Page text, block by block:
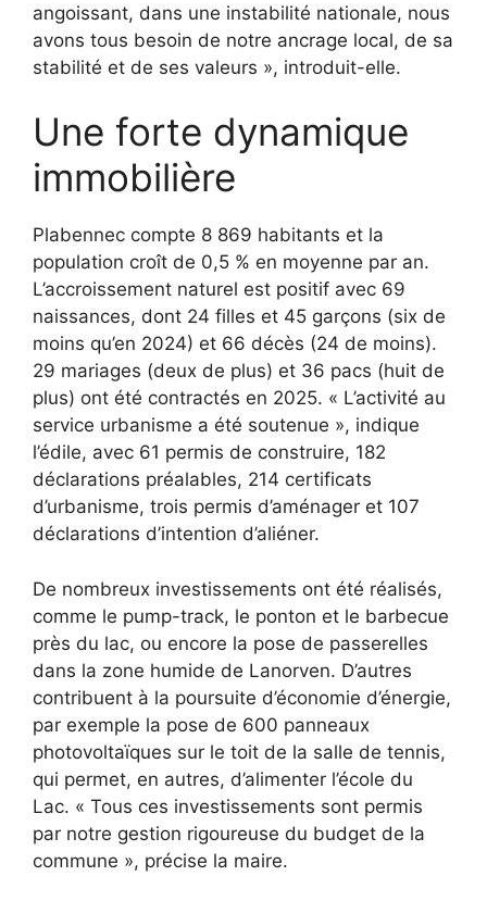
angoissant, dans une instabilité nationale, nous
avons tous besoin de notre ancrage local, de sa
stabilité et de ses valeurs », introduit-elle.
Une forte dynamique
immobilière
Plabennec compte 8 869 habitants et la
population croît de 0,5 % en moyenne par an.
L’accroissement naturel est positif avec 69
naissances, dont 24 filles et 45 garçons (six de
moins qu’en 2024) et 66 décès (24 de moins).
29 mariages (deux de plus) et 36 pacs (huit de
plus) ont été contractés en 2025. « L’activité au
service urbanisme a été soutenue », indique
l’édile, avec 61 permis de construire, 182
déclarations préalables, 214 certificats
d’urbanisme, trois permis d’aménager et 107
déclarations d’intention d’aliéner.
De nombreux investissements ont été réalisés,
comme le pump-track, le ponton et le barbecue
près du lac, ou encore la pose de passerelles
dans la zone humide de Lanorven. D’autres
contribuent à la poursuite d’économie d’énergie,
par exemple la pose de 600 panneaux
photovoltaïques sur le toit de la salle de tennis,
qui permet, en autres, d’alimenter l’école du
Lac. « Tous ces investissements sont permis
par notre gestion rigoureuse du budget de la
commune », précise la maire.